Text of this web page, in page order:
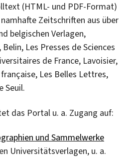
(HTML- und PDF-Format)
Zeitschriften aus über
belgischen Verlagen,
Les Presses de Sciences
de France, Lavoisier,
Les Belles Lettres,
Seuil.
das Portal u. a. Zugang auf:
und Sammelwerke
Universitätsverlagen, u. a.